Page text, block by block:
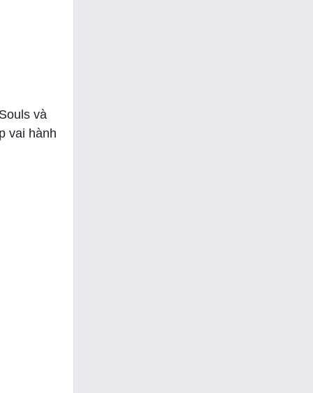
và
vai hành